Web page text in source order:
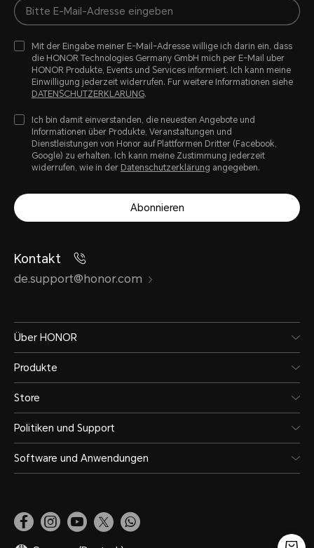
Mit der Eingabe meiner E-Mail-Adresse willige ich darin ein, dass
die HONOR Technologies Germany GmbH mich per E-Mail uber
HONOR Produkte, Events und Services informiert. Ich kann meine
Einwilligung jederzeit widerrufen. Fur weitere Informationen siehe
DATENSCHUTZERKLARUNG.
Ich bin damit einverstanden, die neuesten Angebote und
Informationen über Produkte, Veranstaltungen und
Dienstleistungen von Honor auf Plattformen Dritter (Facebook,
Google) zu erhalten. Ich kann meine Zustimmung jederzeit
widerrufen, wie in der Datenschutzerklärung angegeben.
Abonnieren
Kontakt
de.support@honor.com
Über HONOR
Produkte
Store
Politiken und Support
Software und Anwendungen